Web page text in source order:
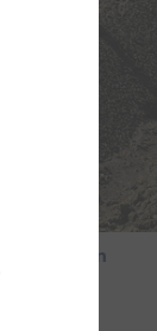
boven